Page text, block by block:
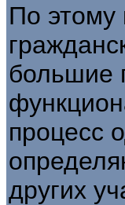
По этому
большие
процесс
других